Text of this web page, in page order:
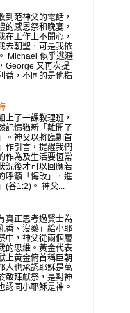
到范神父的電話，
的感恩祭和晚宴，
在工作上不開心，
去朝聖，可是我依
Michael 似乎逃避
George 又再次提
益，不同的是他指
上了一課教理班，
記憶猶新「離開了
。神父以將臨期首
作引言，提醒我們
作為及生活要恆常
況後才可以回應若
呼籲「悔改」，進
(谷1:2)。 神父...
真正思考過賢士為
香、沒藥」給小耶
中，神父從兩個層
的思維。黃金代表
上黃金俯首稱臣朝
人也承認耶穌是萬
敬拜獻祭，是對神
認同小耶穌是神。